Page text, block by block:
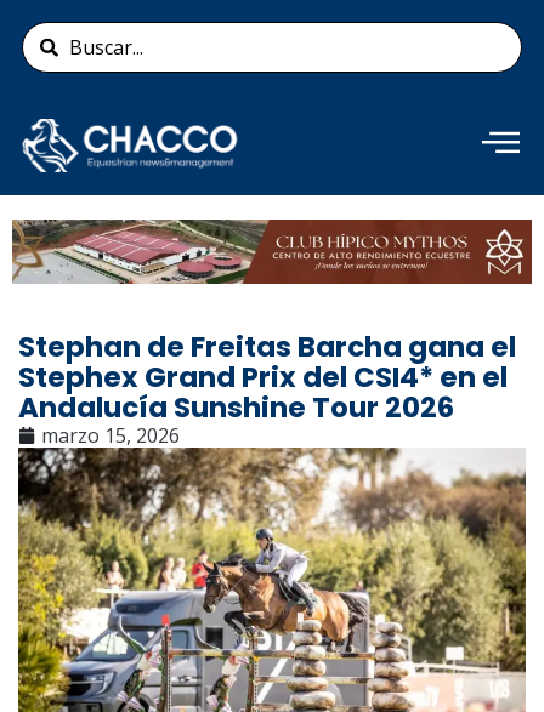
contenido
Search
...
Añade aquí tu texto de
cabecera
Stephan de Freitas Barcha gana el
Stephex Grand Prix del CSI4* en el
Andalucía Sunshine Tour 2026
marzo 15, 2026